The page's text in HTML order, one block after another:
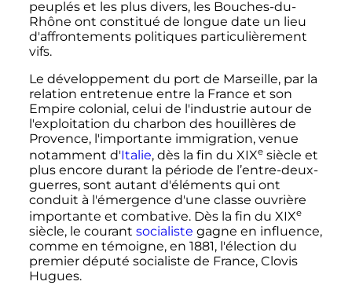
peuplés et les plus divers, les Bouches-du-
Rhône ont constitué de longue date un lieu
d'affrontements politiques particulièrement
vifs.
Le développement du port de Marseille, par la
relation entretenue entre la France et son
Empire colonial, celui de l'industrie autour de
l'exploitation du charbon des houillères de
Provence, l'importante immigration, venue
notamment d'Italie, dès la fin du XIXe siècle et
plus encore durant la période de l’entre-deux-
guerres, sont autant d'éléments qui ont
conduit à l'émergence d'une classe ouvrière
importante et combative. Dès la fin du XIXe
siècle, le courant socialiste gagne en influence,
comme en témoigne, en 1881, l'élection du
premier député socialiste de France, Clovis
Hugues.